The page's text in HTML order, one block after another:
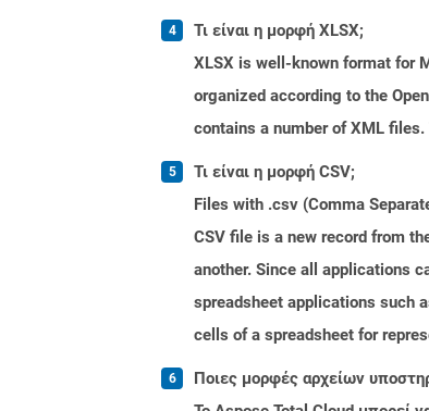
Τι είναι η μορφή XLSX;
XLSX is well-known format for
organized according to the
contains a number of XML
Τι είναι η μορφή CSV;
Files with .csv (Comma
CSV file is a new record from
another. Since all applications
spreadsheet applications such
cells of a spreadsheet for
Ποιες μορφές αρχείων